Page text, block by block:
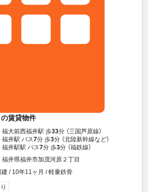
賃貸物件
福大前西福井駅 歩33分 （三国芦原線）
福井駅 バス7分 歩3分 （北陸新幹線など）
福井駅駅 バス7分 歩3分 （福鉄線）
福井県福井市加茂河原２丁目
建 / 10年11ヶ月 / 軽量鉄骨